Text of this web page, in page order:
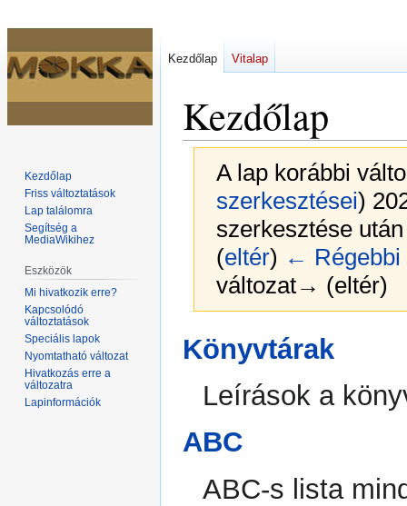
Kezdőlap
A lap korábbi
szerkesztései)
szerkesztése
(eltér) ← Régebbi
változat→ (eltér)
Ugrás
a
Ugrás
a
Könyvtárak
Leírások a
ABC
ABC-s lista
Kezdőlap Vitalap
Kezdőlap
Friss változtatások
Lap találomra
Segítség a
MediaWikihez
Eszközök
Mi hivatkozik erre?
Kapcsolódó
változtatások
Speciális lapok
Nyomtatható változat
Hivatkozás erre a
változatra
Lapinformációk